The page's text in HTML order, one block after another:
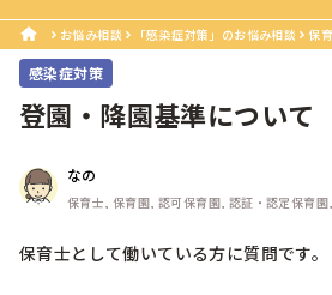
お悩み相談 「感染症対策」のお悩み相談 保
感染症対策
登園・降園基準について
なの
保育士, 保育園, 認可保育園, 認証・認定保育
保育士として働いている方に質問です。